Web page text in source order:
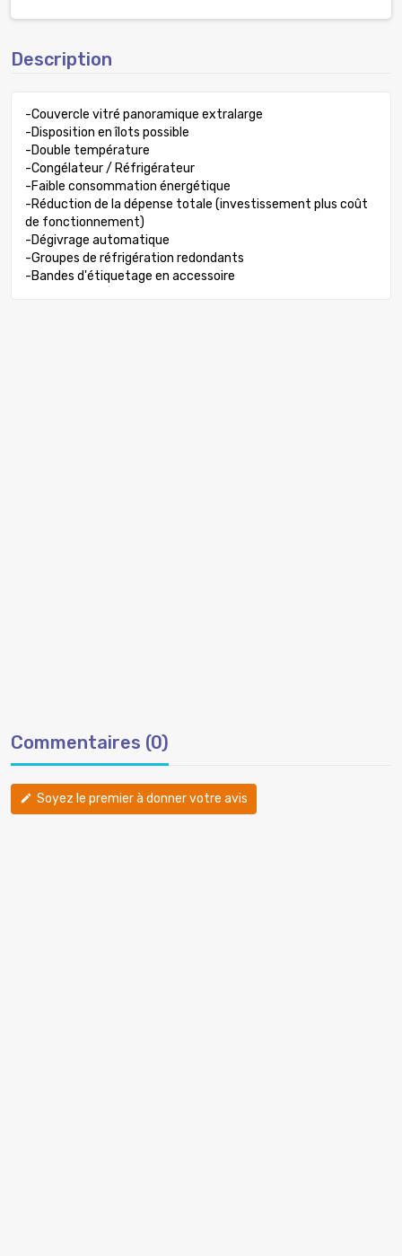
Description
-Couvercle vitré panoramique extralarge
-Disposition en îlots possible
-Double température
-Congélateur / Réfrigérateur
-Faible consommation énergétique
-Réduction de la dépense totale (investissement plus coût
de fonctionnement)
-Dégivrage automatique
-Groupes de réfrigération redondants
-Bandes d'étiquetage en accessoire
Commentaires (0)
edit Soyez le premier à donner votre avis